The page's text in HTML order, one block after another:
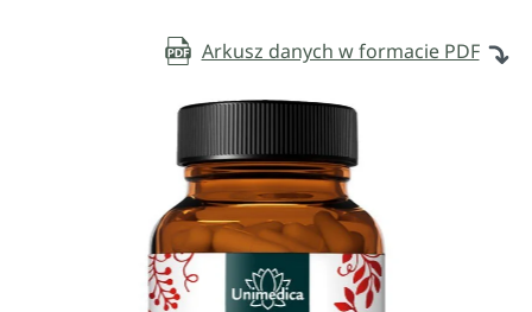
Arkusz danych w formacie PDF